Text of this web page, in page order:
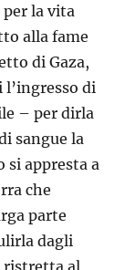
la vita
alla fame
di Gaza,
l’ingresso di
– per dirla
sangue la
si appresta a
che
parte
dagli
ristretta al